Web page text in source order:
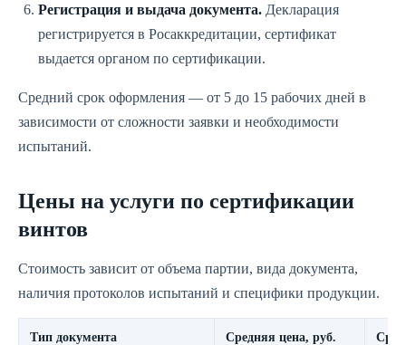
Регистрация и выдача документа. Декларация
регистрируется в Росаккредитации, сертификат
выдается органом по сертификации.
Средний срок оформления — от 5 до 15 рабочих дней в
зависимости от сложности заявки и необходимости
испытаний.
Цены на услуги по сертификации
винтов
Стоимость зависит от объема партии, вида документа,
наличия протоколов испытаний и специфики продукции.
Тип документа Средняя цена, руб.